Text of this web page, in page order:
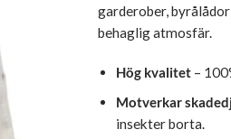
garderober,
behaglig atmosfär.
Hög kvalitet –
Motverkar
insekter borta.